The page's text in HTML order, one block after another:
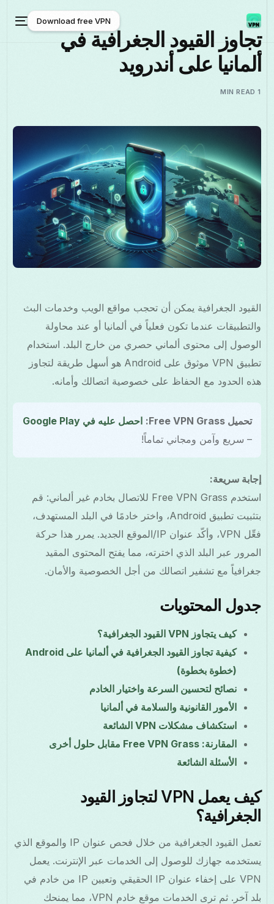
العربية
Download free VPN
Download free VPN
تجاوز القيود الجغرافية في
ألمانيا على أندرويد
1 MIN READ
القيود الجغرافية يمكن أن تحجب مواقع الويب وخدمات البث
والتطبيقات عندما تكون فعلياً في ألمانيا أو عند محاولة
الوصول إلى محتوى ألماني حصري من خارج البلد. استخدام
تطبيق VPN موثوق على Android هو أسهل طريقة لتجاوز
هذه الحدود مع الحفاظ على خصوصية اتصالك وأمانه.
تحميل Free VPN Grass:
احصل عليه في Google Play
– سريع وآمن ومجاني تماماً!
إجابة سريعة:
استخدم Free VPN Grass للاتصال بخادم غير ألماني: قم
بتثبيت تطبيق Android، واختر خادمًا في البلد المستهدف،
فعِّل VPN، وأكّد عنوان IP/الموقع الجديد. يمرر هذا حركة
المرور عبر البلد الذي اخترته، مما يفتح المحتوى المقيد
جغرافياً مع تشفير اتصالك من أجل الخصوصية والأمان.
جدول المحتويات
كيف يتجاوز VPN القيود الجغرافية؟
كيفية تجاوز القيود الجغرافية في ألمانيا على Android
(خطوة بخطوة)
نصائح لتحسين السرعة واختيار الخادم
الأمور القانونية والسلامة في ألمانيا
استكشاف مشكلات VPN الشائعة
المقارنة: Free VPN Grass مقابل حلول أخرى
الأسئلة الشائعة
كيف يعمل VPN لتجاوز القيود
الجغرافية؟
تعمل القيود الجغرافية من خلال فحص عنوان IP والموقع الذي
يستخدمه جهازك للوصول إلى الخدمات عبر الإنترنت. يعمل
VPN على إخفاء عنوان IP الحقيقي وتعيين IP من خادم في
بلد آخر. ثم ترى الخدمات موقع خادم VPN، مما يمنحك